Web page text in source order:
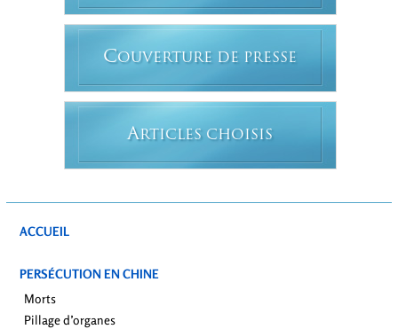
COUVERTURE DE PRESSE
ARTICLES CHOISIS
ACCUEIL
PERSÉCUTION EN CHINE
Morts
Pillage d’organes